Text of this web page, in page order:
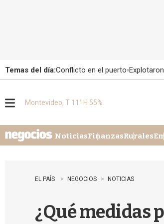
Temas del día:Conflicto en el puerto
u
Montevideo, T 11° H 55%
NoticiasFinanzasRurales
EL PAÍS NEGOCIOS NOTICIAS
¿Qué medidas